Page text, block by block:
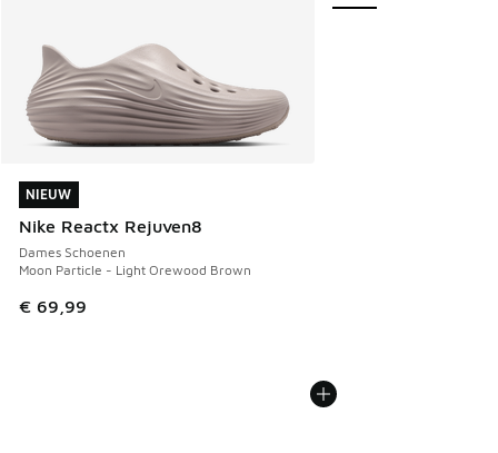
NIEUW
Nike Reactx Rejuven8
Dames Schoenen
Moon Particle - Light Orewood Brown
€ 69,99
NIEUW